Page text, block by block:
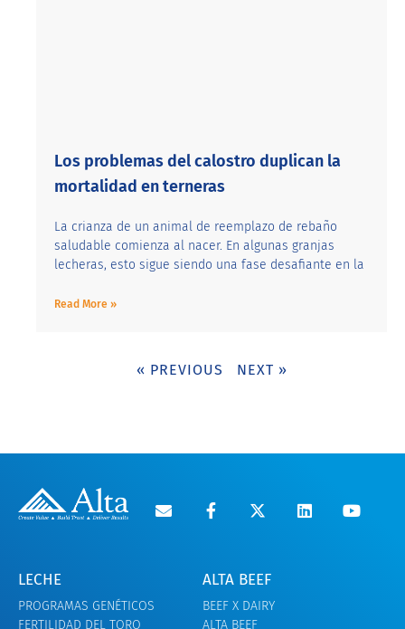
Los problemas del calostro duplican la
mortalidad en terneras
La crianza de un animal de reemplazo de rebaño
saludable comienza al nacer. En algunas granjas
lecheras, esto sigue siendo una fase desafiante en la
Read More »
« PREVIOUS NEXT »
LECHE
PROGRAMAS GENÉTICOS
FERTILIDAD DEL TORO
ALTA BEEF
BEEF X DAIRY
ALTA BEEF